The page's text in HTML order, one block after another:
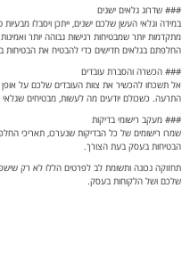
### הכשרה והסברת עובדים
אל תשכחו להכשיר את צוות העובדים שלכם על
התרעה. כשכולם יודעים מה לעשות, מבטיחים שגלאי
### מעקב רישומי בדיקות
שמרו רישומים של כל הבדיקות שנערכו, תאריכי
הבטיחות בעסק בעת הצורך.
תחזוקה נכונה ותשומת לב לפרטים הללו לא רק
שלכם ושל הלקוחות בעסק.